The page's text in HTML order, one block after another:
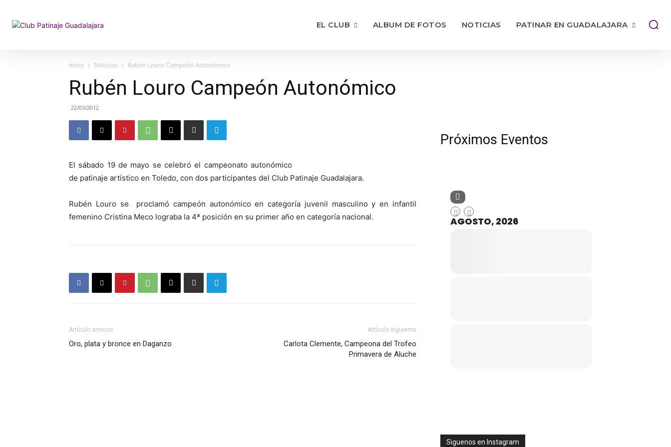
EL CLUB ALBUM DE FOTOS NOTICIAS PATINAR EN GUADALAJARA
Inicio Noticias Rubén Louro Campeón Autonómico
Rubén Louro Campeón Autonómico
22/05/2012
El sábado 19 de mayo se celebró el campeonato autonómico
de patinaje artístico en Toledo, con dos participantes del Club Patinaje Guadalajara.
Rubén Louro se proclamó campeón autonómico en categoría juvenil masculino y en infantil
femenino Cristina Meco lograba la 4ª posición en su primer año en categoría nacional.
Artículo anterior
Oro, plata y bronce en Daganzo
Artículo siguiente
Carlota Clemente, Campeona del Trofeo
Primavera de Aluche
Próximos Eventos
AGOSTO, 2026
Siguenos en Instagram